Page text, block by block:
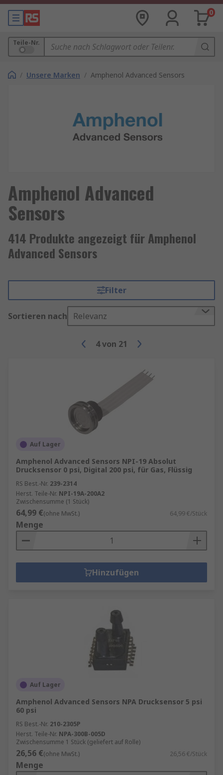
0
Teile-Nr.
/ Unsere Marken / Amphenol Advanced Sensors
Amphenol Advanced
Sensors
414 Produkte angezeigt für Amphenol
Advanced Sensors
Filter
Sortieren nach Relevanz
4von 21
Auf Lager
Amphenol Advanced Sensors NPI-19 Absolut
Drucksensor 0 psi, Digital 200 psi, für Gas, Flüssig
RS Best.-Nr. 239-2314
Herst. Teile-Nr. NPI-19A-200A2
Zwischensumme (1 Stück)
64,99 €(ohne MwSt.) 64,99 €/Stück
Menge
Hinzufügen
Auf Lager
Amphenol Advanced Sensors NPA Drucksensor 5 psi
60 psi
RS Best.-Nr. 210-2305P
Herst. Teile-Nr. NPA-300B-005D
Zwischensumme 1 Stück (geliefert auf Rolle)
26,56 €(ohne MwSt.) 26,56 €/Stück
Menge